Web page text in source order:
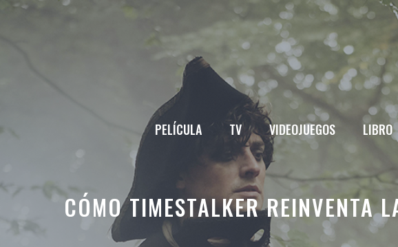
Saltar
PELÍCULA TV VIDEOJUEGOS LIBRO
CÓMO TIMESTALKER REINVENTA